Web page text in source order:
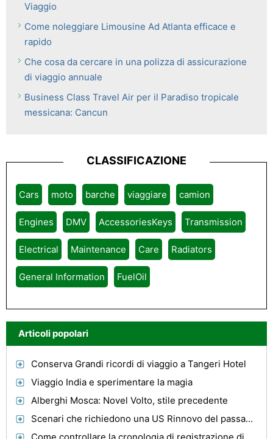
Viaggio
Come noleggiare Limousine Ad Atlanta efficace e
rapido
Che cosa da cercare in una polizza di assicurazione
di viaggio annuale
Business Class Travel Air per il Paradiso tropicale
messicana: Cancun
CLASSIFICAZIONE
Cars moto barche viaggiare camion
Engines DMV AccessoriesKeys Transmission
Electrical Maintenance Care Radiators
General Information FuelOil
Articoli popolari
Conserva Grandi ricordi di viaggio a Tangeri Hotel
Viaggio India e sperimentare la magia
Alberghi Mosca: Novel Volto, stile precedente
Scenari che richiedono una US Rinnovo del passaporto online